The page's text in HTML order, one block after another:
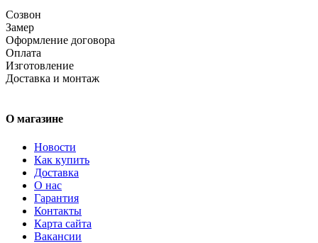
Созвон
Замер
Оформление договора
Оплата
Изготовление
Доставка и монтаж
О магазине
Новости
Как купить
Доставка
О нас
Гарантия
Контакты
Карта сайта
Вакансии